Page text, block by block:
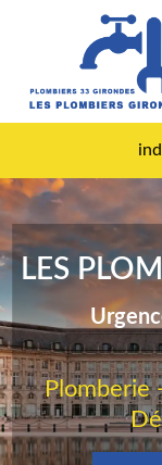
LES
Plomberie